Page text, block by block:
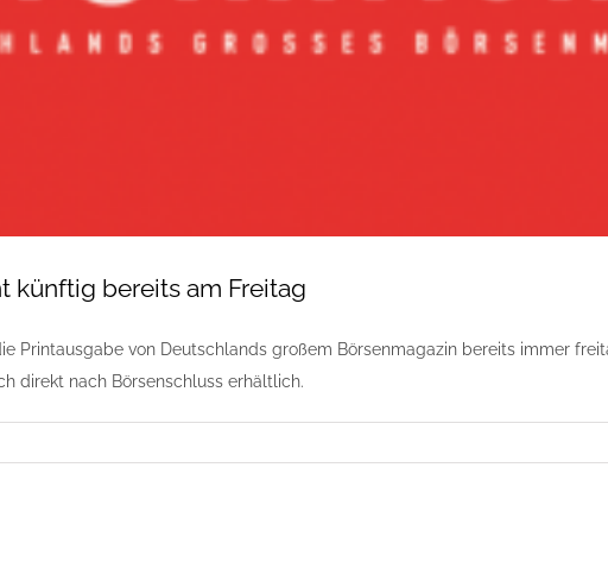
künftig bereits am Freitag
Printausgabe von Deutschlands großem Börsenmagazin bereits immer
direkt nach Börsenschluss erhältlich.